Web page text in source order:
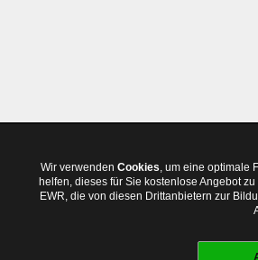
Wir verwenden Cookies, um eine optimale
helfen, dieses für Sie kostenlose Angebot
EWR, die von diesen Drittanbietern zur